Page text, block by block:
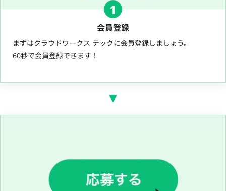
1
会員登録
まずはクラウドワークス テックに会員登録しましょう。
60秒で会員登録できます！